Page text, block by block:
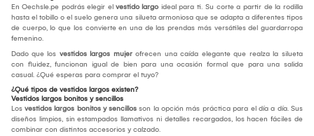
En Oechsle.pe podrás elegir el vestido largo ideal para ti. Su corte a partir de la rodilla
hasta el tobillo o el suelo genera una silueta armoniosa que se adapta a diferentes tipos
de cuerpo, lo que los convierte en una de las prendas más versátiles del guardarropa
femenino.
Dado que los vestidos largos mujer ofrecen una caída elegante que realza la silueta
con fluidez, funcionan igual de bien para una ocasión formal que para una salida
casual. ¿Qué esperas para comprar el tuyo?
¿Qué tipos de vestidos largos existen?
Vestidos largos bonitos y sencillos
Los vestidos largos bonitos y sencillos son la opción más práctica para el día a día. Sus
diseños limpios, sin estampados llamativos ni detalles recargados, los hacen fáciles de
combinar con distintos accesorios y calzado.